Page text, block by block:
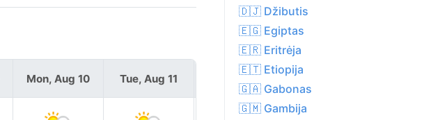
Mon, Aug 10 Tue, Aug 11 Wed, Aug 12
🇩🇯 Džibutis
🇪🇬 Egiptas
🇪🇷 Eritrėja
🇪🇹 Etiopija
🇬🇦 Gabonas
🇬🇲 Gambija